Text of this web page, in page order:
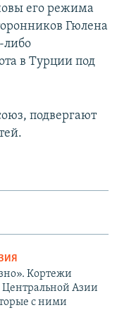
его режима
Гюлена
либо
в Турции под
подвергают
Кортежи
Центральной Азии
с ними